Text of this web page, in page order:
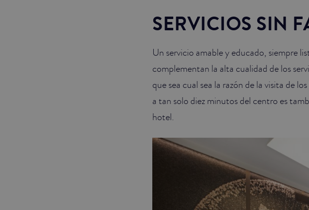
SERVICIOS SIN
Un servicio amable y educado, siempre
complementan la alta cualidad de los
que sea cual sea la razón de la visita de
a tan solo diez minutos del centro es
hotel.